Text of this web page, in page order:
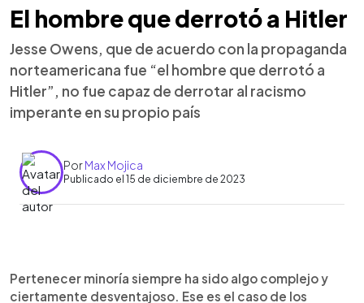
El hombre que derrotó a Hitler
Jesse Owens, que de acuerdo con la propaganda
norteamericana fue “el hombre que derrotó a
Hitler”, no fue capaz de derrotar al racismo
imperante en su propio país
PorMax Mojica
Publicado el 15 de diciembre de 2023
Escuchar artículo
Pertenecer minoría siempre ha sido algo complejo y
ciertamente desventajoso. Ese es el caso de los